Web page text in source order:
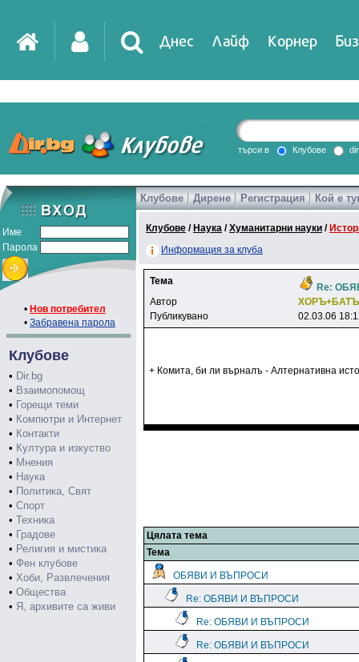
Днес Лайф Корнер
DirTV Impressio
Games
търси в Клубове
Име
Парола
• Нов потребител
• Забравена парола
Клубове
• Dir.bg
• Взаимопомощ
• Горещи теми
• Компютри и Интернет
• Контакти
• Култура и изкуство
• Мнения
• Наука
• Политика, Свят
• Спорт
• Техника
• Градове
• Религия и мистика
• Фен клубове
• Хоби, Развлечения
• Общества
• Я, архивите са живи
Клубове Дирене Регистрация Кой е
Клубове / Наука /Хуманитарни науки /
Информация за клуба
Тема
Re:
Автор
Публикувано
02.03.06
+ Комита, би ли върналъ - Алтернативна
Цялата тема
Тема
ОБЯВИ И ВЪПРОСИ
Re: ОБЯВИ И ВЪПРОСИ
Re: ОБЯВИ И ВЪПРОСИ
Re: ОБЯВИ И ВЪПРОСИ